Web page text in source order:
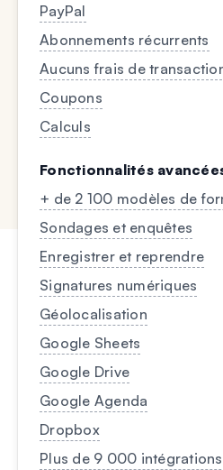
PayPal
Abonnements récurrents
Aucuns frais de
Coupons
Calculs
Fonctionnalités
+ de 2 100 modèles de
Sondages et enquêtes
Enregistrer et reprendre
Signatures numériques
Géolocalisation
Google Sheets
Google Drive
Google Agenda
Dropbox
Plus de 9 000